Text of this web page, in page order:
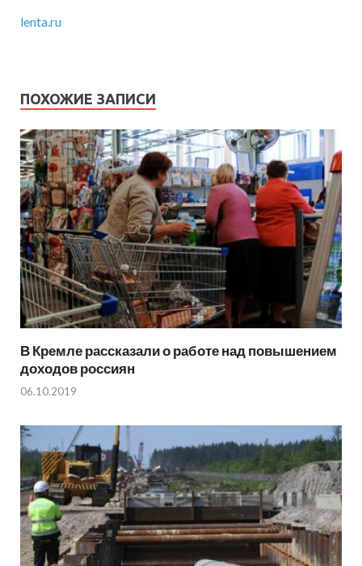
lenta.ru
ПОХОЖИЕ ЗАПИСИ
В Кремле рассказали о работе над повышением
доходов россиян
06.10.2019